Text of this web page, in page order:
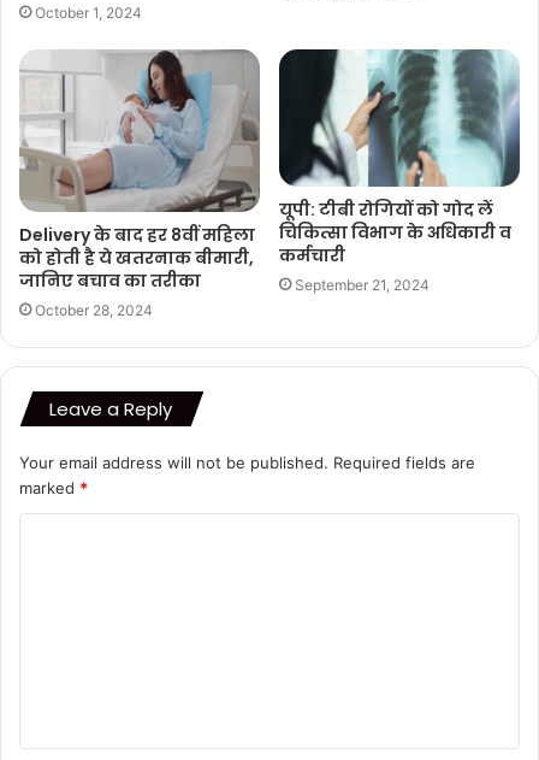
October 1, 2024
Delivery के बाद हर 8वीं महिला
को होती है ये खतरनाक बीमारी,
जानिए बचाव का तरीका
October 28, 2024
यूपी: टीबी रोगियों को गोद लें
चिकित्सा विभाग के अधिकारी व
कर्मचारी
September 21, 2024
Leave a Reply
Your email address will not be published. Required fields are
marked *
t